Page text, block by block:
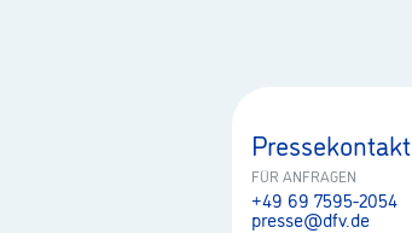
Pressekontakt
FÜR ANFRAGEN
+49 69 7595-2054
presse@dfv.de